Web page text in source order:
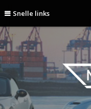
Snelle links